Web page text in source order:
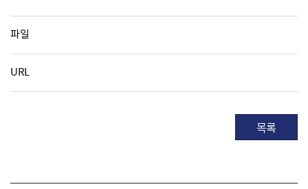
파일
URL
목록